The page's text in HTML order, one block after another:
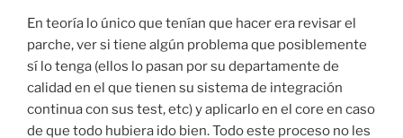
En teoría lo único que tenían que hacer era revisar el
parche, ver si tiene algún problema que posiblemente
sí lo tenga (ellos lo pasan por su departamente de
calidad en el que tienen su sistema de integración
continua con sus test, etc) y aplicarlo en el core en caso
de que todo hubiera ido bien. Todo este proceso no les